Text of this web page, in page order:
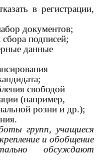
в регистрации,
документов;
подписей;
данные
свободой
(например,
розни и др.);
групп, учащиеся
и обобщение
обсуждают